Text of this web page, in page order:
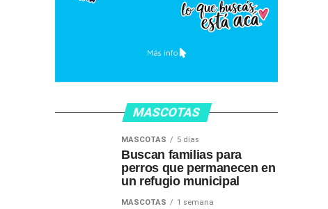
MASCOTAS
MASCOTAS 5 días
Buscan familias para
perros que permanecen en
un refugio municipal
MASCOTAS 1 semana